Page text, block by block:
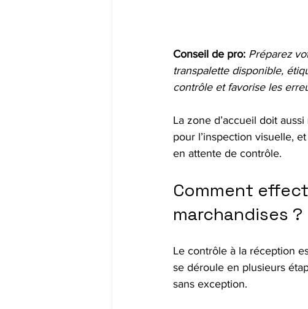
Conseil de pro: Préparez
transpalette disponible,
contrôle et favorise les
La zone d’accueil doit
pour l’inspection visuelle,
en attente de contrôle.
Comment
marchandises ?
Le contrôle à la réception
se déroule en plusieurs
sans exception.